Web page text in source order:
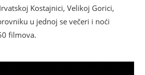
Kostajnici, Velikoj Gorici,
u jednoj se večeri i noći
filmova.